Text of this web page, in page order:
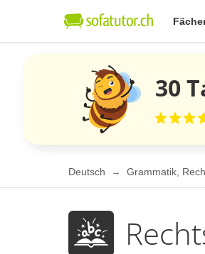
30
Deutsch Grammatik,